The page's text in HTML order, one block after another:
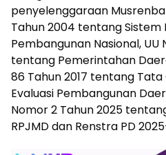
penyelenggaraan
Tahun 2004 tentang
Pembangunan Nasional, UU
tentang Pemerintahan
86 Tahun 2017 tentang
Evaluasi Pembangunan
Nomor 2 Tahun 2025
RPJMD dan Renstra PD